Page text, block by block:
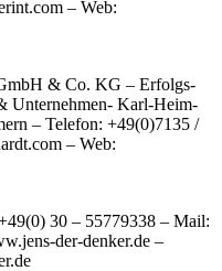
– Web:
& Co. KG – Erfolgs-
Unternehmen- Karl-Heim-
– Telefon: +49(0)7135 /
– Web:
30 – 55779338 – Mail:
der-denker.de –